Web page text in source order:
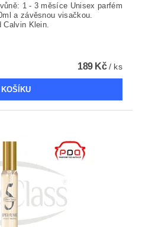
1 - 3 měsíce Unisex parfém
a závěsnou visačkou.
Calvin Klein.
189 Kč/ ks